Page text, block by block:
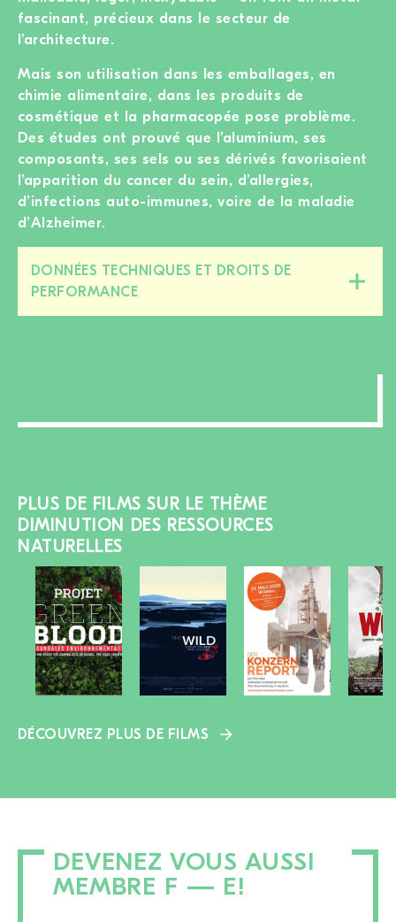
fascinant, précieux dans le secteur de
l’architecture.
Mais son utilisation dans les emballages, en
chimie alimentaire, dans les produits de
cosmétique et la pharmacopée pose problème.
Des études ont prouvé que l’aluminium, ses
composants, ses sels ou ses dérivés favorisaient
l’apparition du cancer du sein, d’allergies,
d’infections auto-immunes, voire de la maladie
d’Alzheimer.
DONNÉES TECHNIQUES ET DROITS DE
PERFORMANCE
PLUS DE FILMS SUR LE THÈME
DIMINUTION DES RESSOURCES
NATURELLES
DÉCOUVREZ PLUS DE FILMS
DEVENEZ VOUS AUSSI
MEMBRE F — E!